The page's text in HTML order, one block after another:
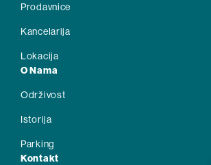
Prodavnice
Kancelarija
Lokacija
O Nama
Održivost
Istorija
Parking
Kontakt